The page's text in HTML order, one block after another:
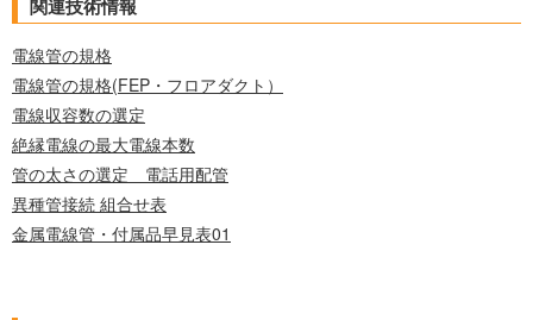
関連技術情報
電線管の規格
電線管の規格(FEP・フロアダクト）
電線収容数の選定
絶縁電線の最大電線本数
管の太さの選定 電話用配管
異種管接続 組合せ表
金属電線管・付属品早見表01